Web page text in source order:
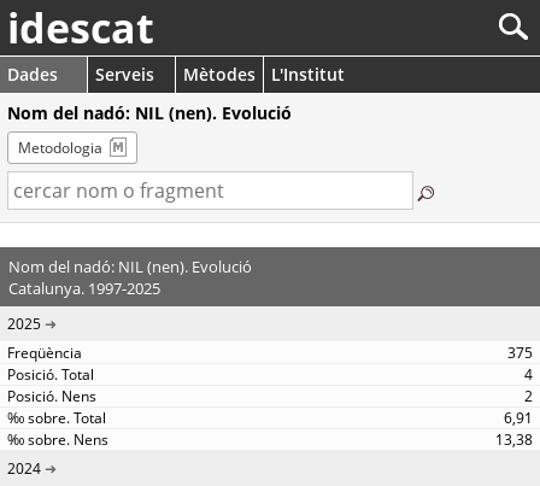
idescat
Dades Serveis Mètodes
L'Institut
Nom del nadó: NIL (nen). Evolució
Metodologia
Nom del nadó: NIL (nen). Evolució
Catalunya. 1997-2025
2025
375
4
2
6,91
13,38
2024